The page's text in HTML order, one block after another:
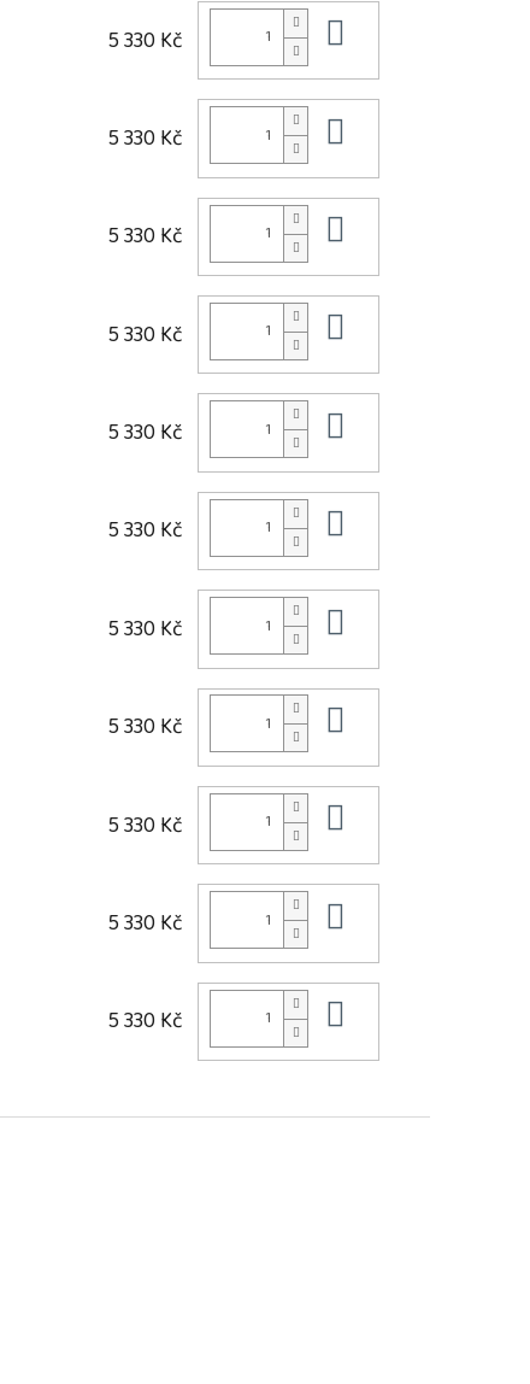
5 330 Kč
5 330 Kč
5 330 Kč
5 330 Kč
5 330 Kč
5 330 Kč
5 330 Kč
5 330 Kč
5 330 Kč
5 330 Kč
5 330 Kč